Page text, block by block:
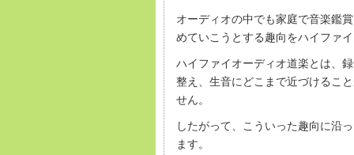
オーディオの中でも家庭で音楽鑑
めていこうとする趣向をハイファ
ハイファイオーディオ道楽とは、
整え、生音にどこまで近づけるこ
せん。
したがって、こういった趣向に沿
ます。